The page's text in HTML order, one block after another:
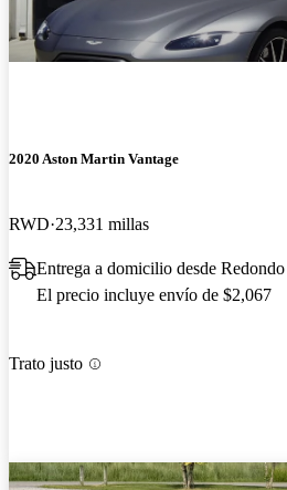
2020 Aston Martin Vantage
RWD 23,331 millas
Entrega a domicilio desde
El precio incluye envío de $2,067
Trato justo